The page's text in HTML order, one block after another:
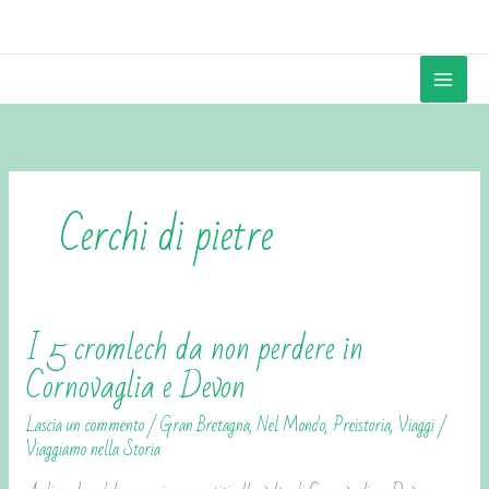
Cerchi di pietre
I 5 cromlech da non perdere in
Cornovaglia e Devon
Lascia un commento/Gran Bretagna,Nel Mondo, Preistoria, Viaggi/
Viaggiamo nella Storia
I
5
cromlech
da
non